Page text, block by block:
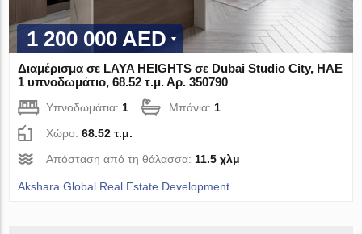
1 200 000 AED
Διαμέρισμα σε LAYA HEIGHTS σε Dubai Studio City, ΗΑΕ
1 υπνοδωμάτιο, 68.52 τ.μ. Αρ. 350790
Υπνοδωμάτια:1 Μπάνια:1
Χώρο:68.52 τ.μ.
Απόσταση από τη θάλασσα:11.5 χλμ
Akshara Global Real Estate Development